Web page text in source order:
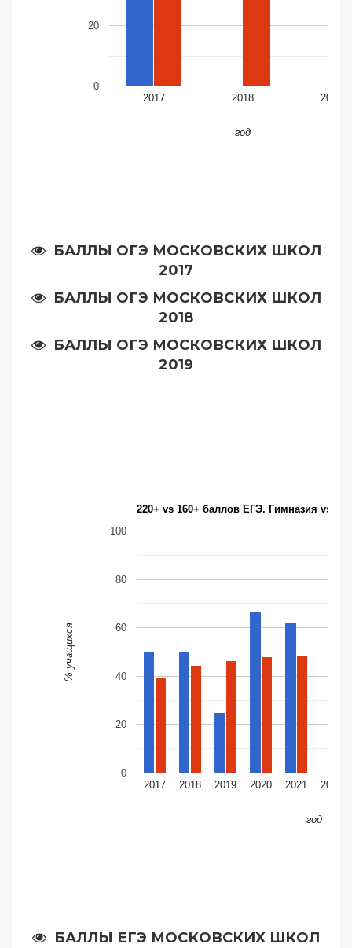
2017 2018 2019
0
20
год
БАЛЛЫ ОГЭ МОСКОВСКИХ ШКОЛ
2017
БАЛЛЫ ОГЭ МОСКОВСКИХ ШКОЛ
2018
БАЛЛЫ ОГЭ МОСКОВСКИХ ШКОЛ
2019
220+ vs 160+ баллов ЕГЭ. Гимназия vs
2017 2018 2019 2020 2021 2022
0
20
40
60
80
100
год
% учащихся
БАЛЛЫ ЕГЭ МОСКОВСКИХ ШКОЛ